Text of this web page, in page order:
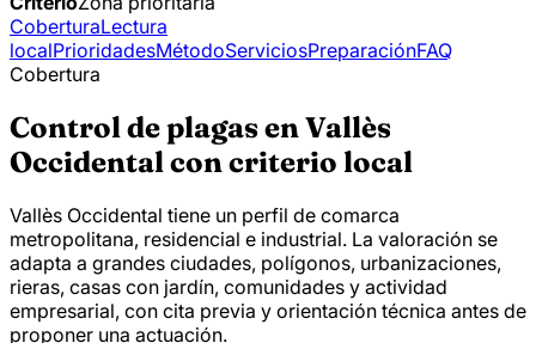
CoberturaLectura
localPrioridadesMétodoServiciosPreparaciónFAQ
Cobertura
Control de plagas en Vallès
Occidental con criterio local
Vallès Occidental tiene un perfil de comarca
metropolitana, residencial e industrial. La valoración se
adapta a grandes ciudades, polígonos, urbanizaciones,
rieras, casas con jardín, comunidades y actividad
empresarial, con cita previa y orientación técnica antes de
proponer una actuación.